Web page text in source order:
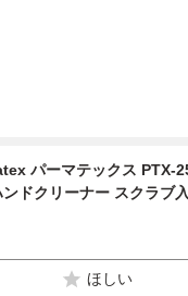
パーマテックス PTX-
ンドクリーナー スクラブ
ほしい